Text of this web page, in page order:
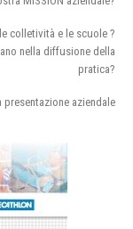
colletività e le scuole ?
nella diffusione della
pratica?
aziendale